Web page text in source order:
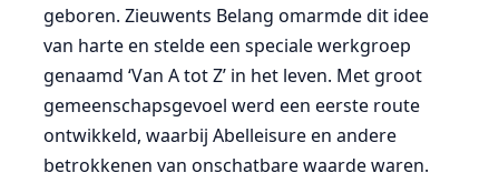
geboren. Zieuwents Belang omarmde dit idee
van harte en stelde een speciale werkgroep
genaamd ‘Van A tot Z’ in het leven. Met groot
gemeenschapsgevoel werd een eerste route
ontwikkeld, waarbij Abelleisure en andere
betrokkenen van onschatbare waarde waren.